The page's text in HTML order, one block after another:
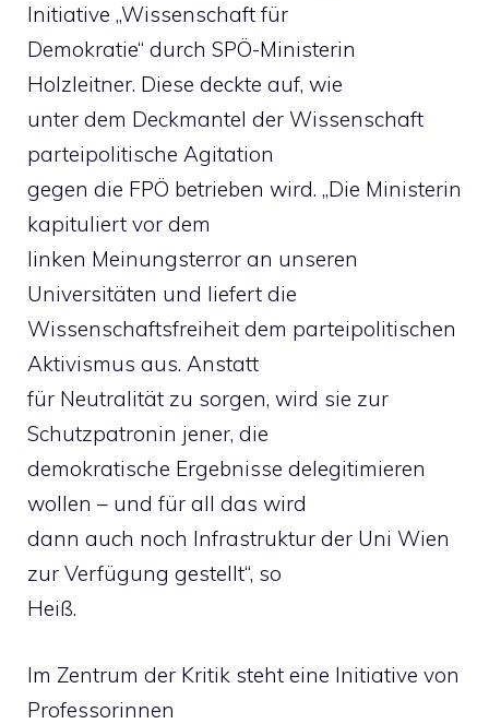
Initiative „Wissenschaft für
Demokratie“ durch SPÖ-Ministerin
Holzleitner. Diese deckte auf, wie
unter dem Deckmantel der Wissenschaft
parteipolitische Agitation
gegen die FPÖ betrieben wird. „Die Ministerin
kapituliert vor dem
linken Meinungsterror an unseren
Universitäten und liefert die
Wissenschaftsfreiheit dem parteipolitischen
Aktivismus aus. Anstatt
für Neutralität zu sorgen, wird sie zur
Schutzpatronin jener, die
demokratische Ergebnisse delegitimieren
wollen – und für all das wird
dann auch noch Infrastruktur der Uni Wien
zur Verfügung gestellt“, so
Heiß.
Im Zentrum der Kritik steht eine Initiative von
Professorinnen